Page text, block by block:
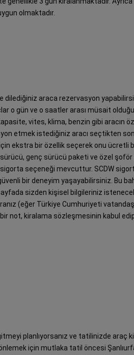
olmaktadır.
araca rezervasyon
o gün ve o saatler arası müsait
vites, klima, benzin gibi aracın
etmek istediğiniz aracı seçtikten
ekstra bir özellik seçerek onu ücretli
genç sürücü paketi ve özel şoför
sigorta seçeneği mevcuttur. SCDW
bir deneyim yaşayabilirsiniz. Bu
sizden kişisel bilgileriniz
(eğer Türkiye Cumhuriyeti
not, kiralama sözleşmesinin kabul
planlıyorsanız ve tatilinizde araç
önlemek için mutlaka tatil öncesi